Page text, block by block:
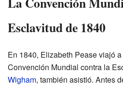
Esclavitud de 1840
En 1840, Elizabeth Pease viajó a
Convención Mundial contra la
Wigham, también asistió. Antes